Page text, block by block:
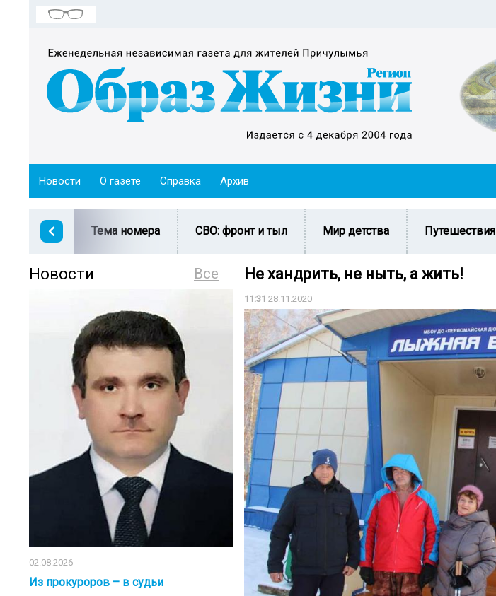
Новости О газете Справка Архив
Тема номера СВО: фронт и тыл Мир детства Путешествия
Все
Новости
02.08.2026
Из прокуроров – в судьи
Не хандрить, не ныть, а жить!
11:31 28.11.2020